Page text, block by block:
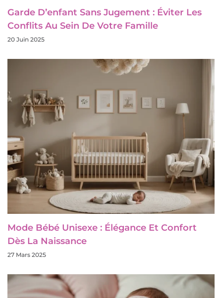
Garde D’enfant Sans Jugement : Éviter Les
Conflits Au Sein De Votre Famille
20 Juin 2025
Mode Bébé Unisexe : Élégance Et Confort
Dès La Naissance
27 Mars 2025